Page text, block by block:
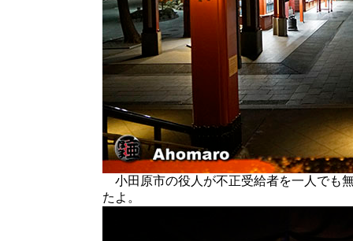
小田原市の役人が不正受給者を一人でも
たよ。